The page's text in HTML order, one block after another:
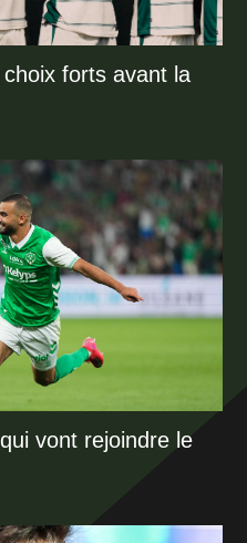
forts avant la
vont rejoindre le